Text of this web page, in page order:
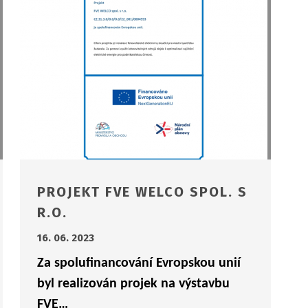
PROJEKT FVE WELCO SPOL. S
R.O.
16. 06. 2023
Za spolufinancování Evropskou unií
byl realizován projek na výstavbu
FVE…